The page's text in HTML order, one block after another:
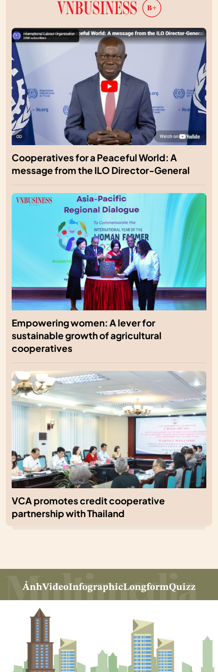
Cooperatives for a Peaceful World: A
message from the ILO Director-General
Empowering women: A lever for
sustainable growth of agricultural
cooperatives
VCA promotes credit cooperative
partnership with Thailand
ẢnhVideoInfographicLongformQuizz